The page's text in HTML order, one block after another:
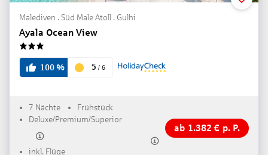
Malediven . Süd Male Atoll . Gulhi
Ayala Ocean View
3
100% 5 / 6
7 Nächte
Frühstück
Deluxe/Premium/Superior
inkl. Flüge
ab 1.382 € p. P.